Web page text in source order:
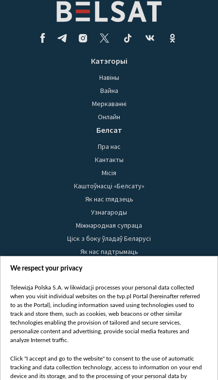
Катэгорыі
Навіны
Вайна
Меркаванні
Онлайн
Белсат
Пра нас
Кантакты
Місія
Каштоўнасці «Белсату»
Як нас глядзець
Узнагароды
Міжнародная супраца
Ціск з боку ўладаў Беларусі
Як нас падтрымаць
Правілы выкарыстання матэрыялаў
Бяспека
Youtube
Белсат news
Белсат Shorts
Жэстачайшы мульт
Belsat English
We respect your privacy
Telewizja Polska S.A. w likwidacji processes your personal data collected
when you visit individual websites on the tvp.pl Portal (hereinafter referred
to as the Portal), including information saved using technologies used to
track and store them, such as cookies, web beacons or other similar
technologies enabling the provision of tailored and secure services,
personalize content and advertising, provide social media features and
analyze Internet traffic.
Click "I accept and go to the website" to consent to the use of automatic
tracking and data collection technology, access to information on your end
device and its storage, and to the processing of your personal data by